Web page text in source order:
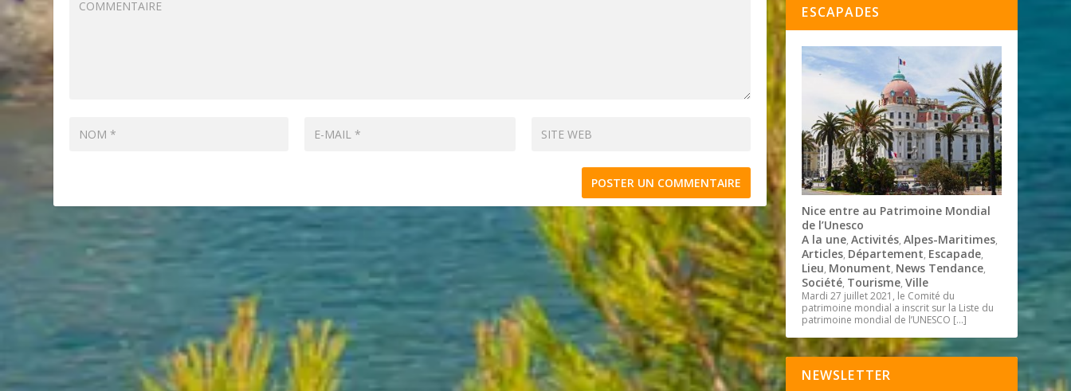
ESCAPADES
Nice entre au Patrimoine Mondial
de l’Unesco
A la une,Activités,Alpes-Maritimes,
Articles, Département, Escapade,
Lieu, Monument, News Tendance,
Société, Tourisme,Ville
Mardi 27 juillet 2021, le Comité du
patrimoine mondial a inscrit sur la Liste du
patrimoine mondial de l’UNESCO […]
NEWSLETTER